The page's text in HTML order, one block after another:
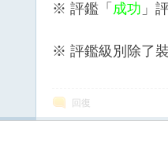
※ 評鑑「 成功 」
※ 評鑑級別除了
回復